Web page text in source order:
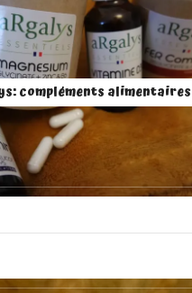
compléments alimentaires